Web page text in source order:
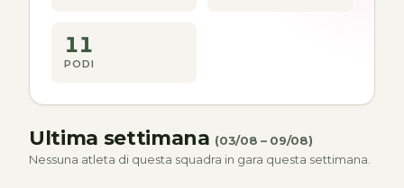
11
PODI
Ultima settimana (03/08 – 09/08)
Nessuna atleta di questa squadra in gara questa settimana.